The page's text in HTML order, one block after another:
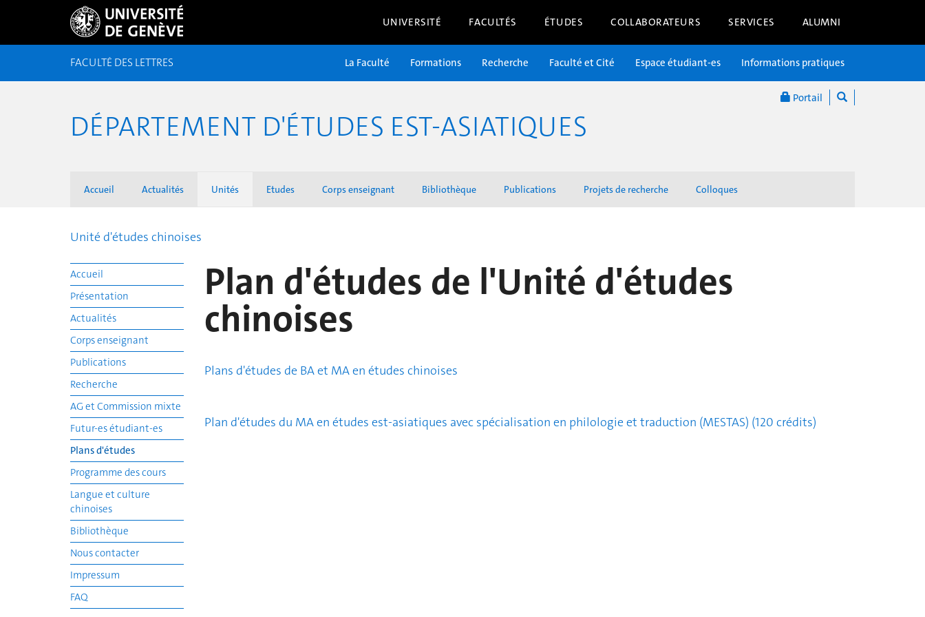
UNIVERSITÉ FACULTÉS ÉTUDES COLLABORATEURS SERVICES ALUMNI
Portail
FACULTÉ DES LETTRES La Faculté Formations Recherche Faculté et Cité Espace étudiant-es Informations pratiques
DÉPARTEMENT D'ÉTUDES EST-ASIATIQUES
Accueil Actualités Unités Etudes Corps enseignant Bibliothèque Publications Projets de recherche Colloques
Unité d'études chinoises
Accueil
Présentation
Actualités
Corps enseignant
Publications
Recherche
AG et Commission mixte
Futur-es étudiant-es
Plans d'études
Programme des cours
Langue et culture
chinoises
Bibliothèque
Nous contacter
Impressum
FAQ
Plan d'études de l'Unité d'études
chinoises
Plans d'études de BA et MA en études chinoises
Plan d'études du MA en études est-asiatiques avec spécialisation en philologie et traduction (MESTAS) (120 crédits)